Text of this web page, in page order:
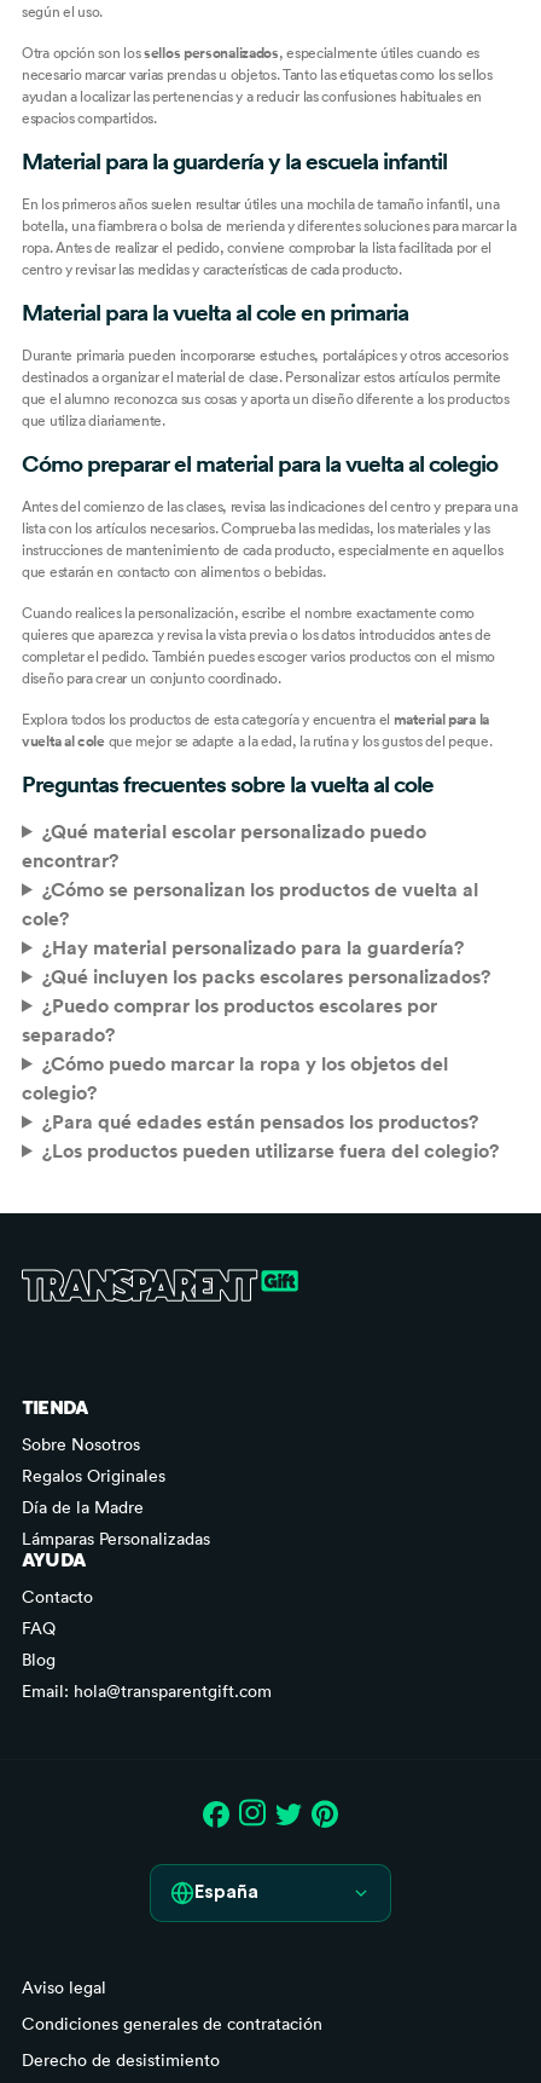
según el uso.
Otra opción son lossellos personalizados, especialmente útiles cuando es
necesario marcar varias prendas u objetos. Tanto las etiquetas como los sellos
ayudan a localizar las pertenencias y a reducir las confusiones habituales en
espacios compartidos.
Material para la guardería y la escuela infantil
En los primeros años suelen resultar útiles una mochila de tamaño infantil, una
botella, una fiambrera o bolsa de merienda y diferentes soluciones para marcar la
ropa. Antes de realizar el pedido, conviene comprobar la lista facilitada por el
centro y revisar las medidas y características de cada producto.
Material para la vuelta al cole en primaria
Durante primaria pueden incorporarse estuches, portalápices y otros accesorios
destinados a organizar el material de clase. Personalizar estos artículos permite
que el alumno reconozca sus cosas y aporta un diseño diferente a los productos
que utiliza diariamente.
Cómo preparar el material para la vuelta al colegio
Antes del comienzo de las clases, revisa las indicaciones del centro y prepara una
lista con los artículos necesarios. Comprueba las medidas, los materiales y las
instrucciones de mantenimiento de cada producto, especialmente en aquellos
que estarán en contacto con alimentos o bebidas.
Cuando realices la personalización, escribe el nombre exactamente como
quieres que aparezca y revisa la vista previa o los datos introducidos antes de
completar el pedido. También puedes escoger varios productos con el mismo
diseño para crear un conjunto coordinado.
Explora todos los productos de esta categoría y encuentra el material para la
vuelta al coleque mejor se adapte a la edad, la rutina y los gustos del peque.
Preguntas frecuentes sobre la vuelta al cole
¿Qué material escolar personalizado puedo
encontrar?
¿Cómo se personalizan los productos de vuelta al
cole?
¿Hay material personalizado para la guardería?
¿Qué incluyen los packs escolares personalizados?
¿Puedo comprar los productos escolares por
separado?
¿Cómo puedo marcar la ropa y los objetos del
colegio?
¿Para qué edades están pensados los productos?
¿Los productos pueden utilizarse fuera del colegio?
TIENDA
Sobre Nosotros
Regalos Originales
Día de la Madre
Lámparas Personalizadas
AYUDA
Contacto
FAQ
Blog
Email: hola@transparentgift.com
España
Italia
Aviso legal
Condiciones generales de contratación
Derecho de desistimiento